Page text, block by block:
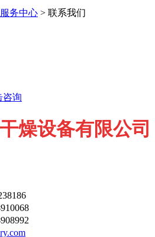
服务中心 > 联系我们
咨询
燥设备有限公司